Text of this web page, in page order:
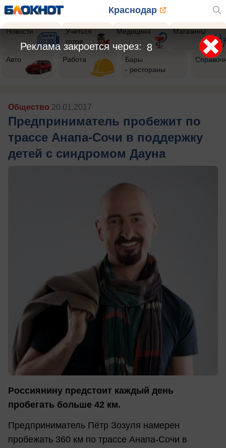
Краснодар
Новости
Учиться
готов
Медицина Магазины
Авто Работа
Бары
- рестораны
Общество 20.01.2017
Предприниматель пробежит по
трассе Анапа-Сочи в поддержку
детей с синдромом Дауна
Россиянину предстоит каждый день
пробегать больше 42 км.
Предприниматель Пётр Зозуля намерен
пробежать 360 км по трассе Анапа-Сочи в
5
Реклама закроется через: